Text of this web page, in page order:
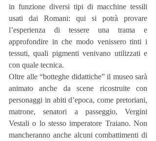
in funzione diversi tipi di macchine tessili
usati dai Romani: qui si potrà provare
l’esperienza di tessere una trama e
approfondire in che modo venissero tinti i
tessuti, quali pigmenti venivano utilizzati e
con quale tecnica.
Oltre alle “botteghe didattiche” il museo sarà
animato anche da scene ricostruite con
personaggi in abiti d’epoca, come pretoriani,
matrone, senatori a passeggio, Vergini
Vestali o lo stesso imperatore Traiano. Non
mancheranno anche alcuni combattimenti di